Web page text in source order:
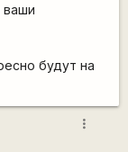
ваши
будут на
more_vert